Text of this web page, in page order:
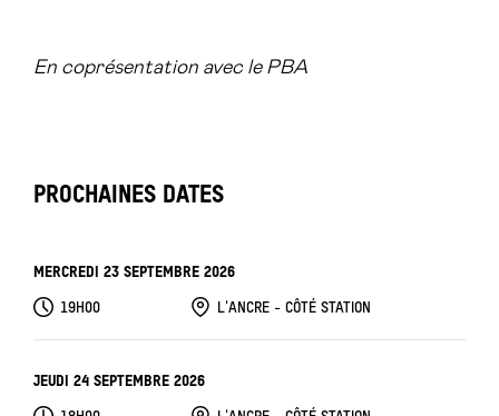
En coprésentation avec le PBA
PROCHAINES DATES
MERCREDI 23 SEPTEMBRE 2026
19H00 L'ANCRE - CÔTÉ STATION
JEUDI 24 SEPTEMBRE 2026